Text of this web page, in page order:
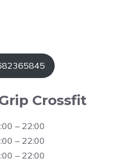
Crossfit
– 22:00
– 22:00
– 22:00